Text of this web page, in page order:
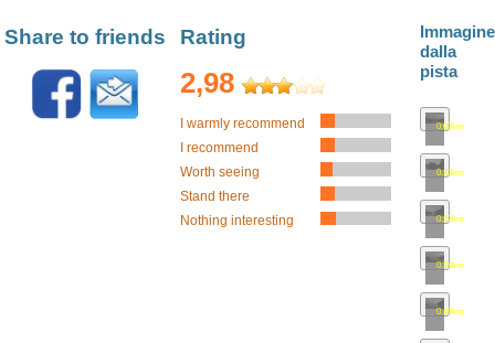
Share to friends Rating
2,98
I warmly recommend
I recommend
Worth seeing
Stand there
Nothing interesting
Immagine
dalla
pista
0.00km•
0.10km•
0.22km•
0.34km•
0.46km•